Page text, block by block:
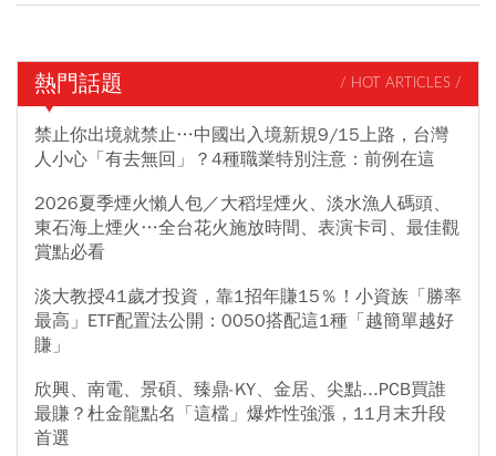
熱門話題 / HOT ARTICLES /
禁止你出境就禁止…中國出入境新規9/15上路，台灣
人小心「有去無回」？4種職業特別注意：前例在這
2026夏季煙火懶人包／大稻埕煙火、淡水漁人碼頭、
東石海上煙火…全台花火施放時間、表演卡司、最佳觀
賞點必看
淡大教授41歲才投資，靠1招年賺15％！小資族「勝率
最高」ETF配置法公開：0050搭配這1種「越簡單越好
賺」
欣興、南電、景碩、臻鼎-KY、金居、尖點...PCB買誰
最賺？杜金龍點名「這檔」爆炸性強漲，11月末升段
首選